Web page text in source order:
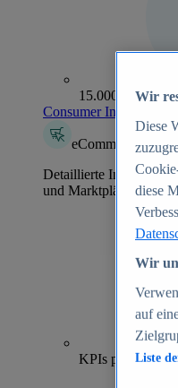
15.000+ Marken
Consumer Insights
eCommerce
Detaillierte
und Marktplätzen
KPIs pro Shop
Wir
Diese
diese
Wir
auf
Liste